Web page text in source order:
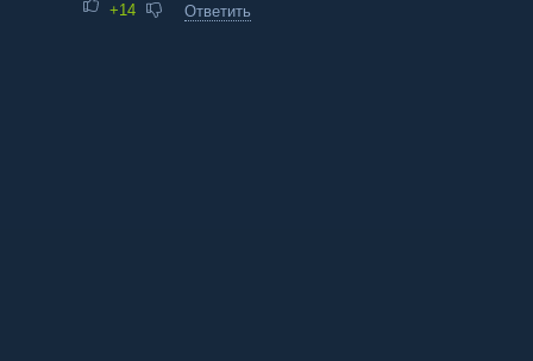
+14 Ответить